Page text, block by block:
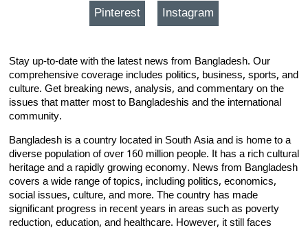
Pinterest Instagram
Stay up-to-date with the latest news from Bangladesh. Our
comprehensive coverage includes politics, business, sports, and
culture. Get breaking news, analysis, and commentary on the
issues that matter most to Bangladeshis and the international
community.
Bangladesh is a country located in South Asia and is home to a
diverse population of over 160 million people. It has a rich cultural
heritage and a rapidly growing economy. News from Bangladesh
covers a wide range of topics, including politics, economics,
social issues, culture, and more. The country has made
significant progress in recent years in areas such as poverty
reduction, education, and healthcare. However, it still faces